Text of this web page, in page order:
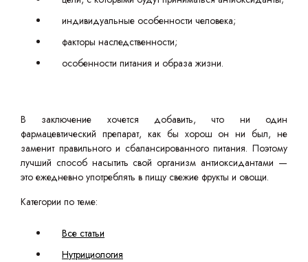
индивидуальные особенности человека;
факторы наследственности;
особенности питания и образа жизни.
В заключение хочется добавить, что ни один
фармацевтический препарат, как бы хорош он ни был, не
заменит правильного и сбалансированного питания. Поэтому
лучший способ насытить свой организм антиоксидантами —
это ежедневно употреблять в пищу свежие фрукты и овощи.
Категории по теме:
Все статьи
Нутрициология